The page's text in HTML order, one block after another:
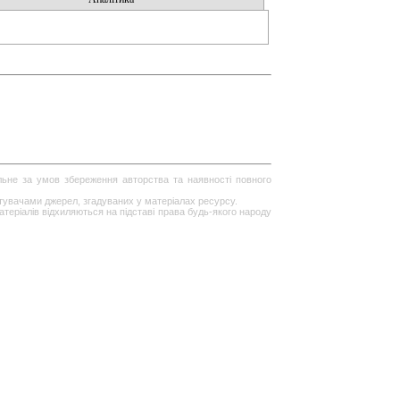
за умов збереження авторства та наявності повного
джерел, згадуваних у матеріалах ресурсу.
відхиляються на підставі права будь-якого народу